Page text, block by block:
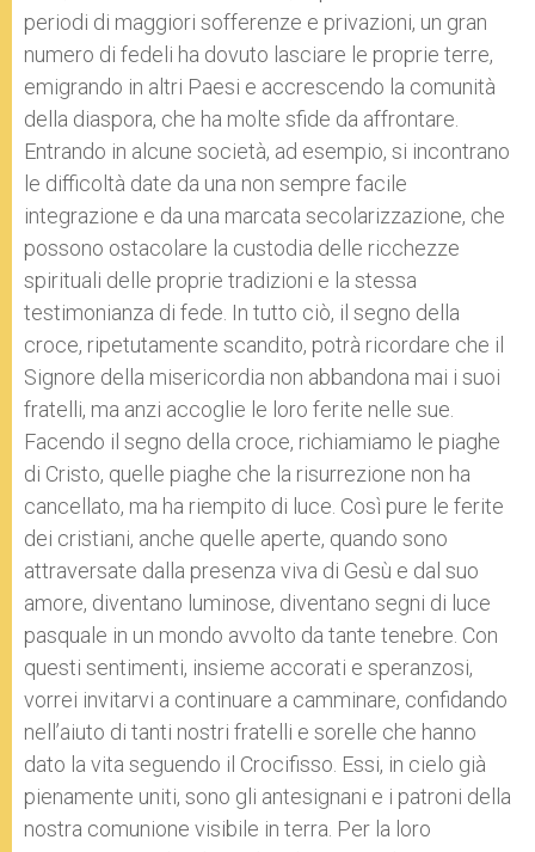
periodi di maggiori sofferenze e privazioni, un gran
numero di fedeli ha dovuto lasciare le proprie terre,
emigrando in altri Paesi e accrescendo la comunità
della diaspora, che ha molte sfide da affrontare.
Entrando in alcune società, ad esempio, si incontrano
le difficoltà date da una non sempre facile
integrazione e da una marcata secolarizzazione, che
possono ostacolare la custodia delle ricchezze
spirituali delle proprie tradizioni e la stessa
testimonianza di fede. In tutto ciò, il segno della
croce, ripetutamente scandito, potrà ricordare che il
Signore della misericordia non abbandona mai i suoi
fratelli, ma anzi accoglie le loro ferite nelle sue.
Facendo il segno della croce, richiamiamo le piaghe
di Cristo, quelle piaghe che la risurrezione non ha
cancellato, ma ha riempito di luce. Così pure le ferite
dei cristiani, anche quelle aperte, quando sono
attraversate dalla presenza viva di Gesù e dal suo
amore, diventano luminose, diventano segni di luce
pasquale in un mondo avvolto da tante tenebre. Con
questi sentimenti, insieme accorati e speranzosi,
vorrei invitarvi a continuare a camminare, confidando
nell’aiuto di tanti nostri fratelli e sorelle che hanno
dato la vita seguendo il Crocifisso. Essi, in cielo già
pienamente uniti, sono gli antesignani e i patroni della
nostra comunione visibile in terra. Per la loro